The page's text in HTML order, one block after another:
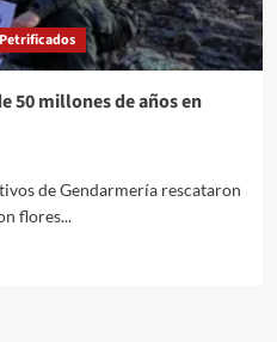
50 millones de años en
de Gendarmería rescataron
flores...